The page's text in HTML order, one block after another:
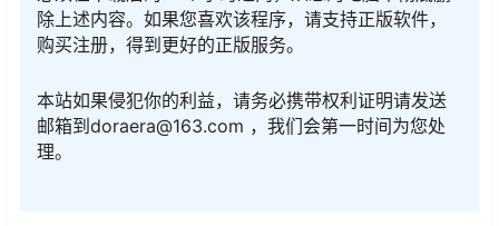
除上述内容。如果您喜欢该程序，请支持正版软件，
购买注册，得到更好的正版服务。
本站如果侵犯你的利益，请务必携带权利证明请发送
邮箱到doraera@163.com ，我们会第一时间为您处
理。